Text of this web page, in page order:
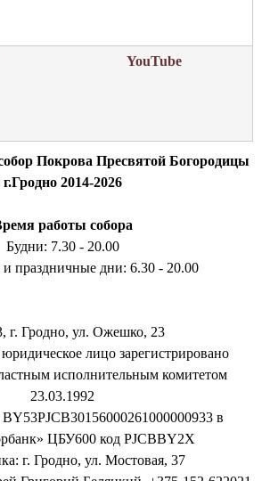
YouTube
Покрова Пресвятой Богородицы
г.Гродно 2014-2026
работы собора
Будни: 7.30 - 20.00
праздничные дни: 6.30 - 20.00
г. Гродно, ул. Ожешко, 23
лицо зарегистрировано
исполнительным комитетом
23.03.1992
BY53PJCB30156000261000000933 в
ЦБУ600 код PJCBBY2X
г. Гродно, ул. Мостовая, 37